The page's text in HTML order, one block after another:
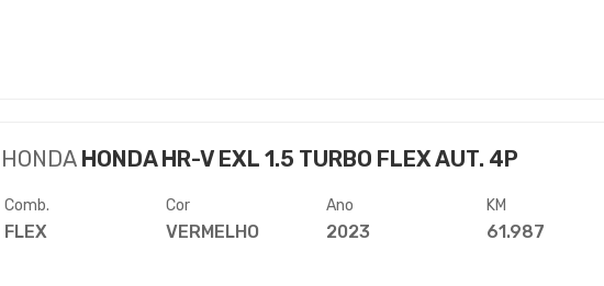
HONDAHONDA HR-V EXL 1.5 TURBO FLEX AUT. 4P
Comb.
FLEX
Cor
VERMELHO
Ano
2023
KM
61.987